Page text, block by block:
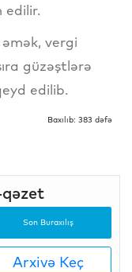
edilir.
vergi
güzəştlərə
edilib.
Baxılıb: 383 dəfə
Son Buraxılış
Arxivə Keç